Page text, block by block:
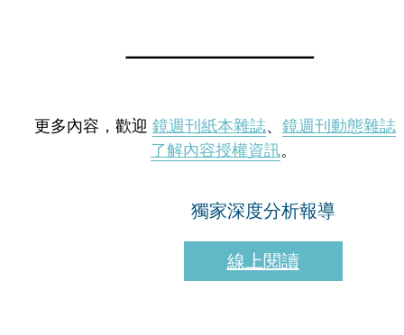
更多內容，歡迎 鏡週刊紙本雜誌、 鏡週刊動態雜誌
了解內容授權資訊。
獨家深度分析報導
線上閱讀